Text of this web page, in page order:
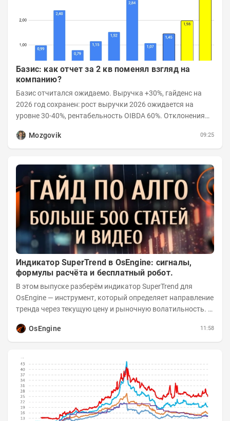
Базис: как отчет за 2 кв поменял взгляд на
компанию?
Базис отчитался ожидаемо. Выручка +30%, гайденс на
2026 год сохранен: рост выручки 2026 ожидается на
уровне 30-40%, рентабельность OIBDA 60%. Отклонения
Mozgovik
09:25
Индикатор SuperTrend в OsEngine: сигналы,
формулы расчёта и бесплатный робот.
В этом выпуске разберём индикатор SuperTrend для
OsEngine — инструмент, который определяет направление
тренда через текущую цену и рыночную волатильность. В
OsEngine
11:58